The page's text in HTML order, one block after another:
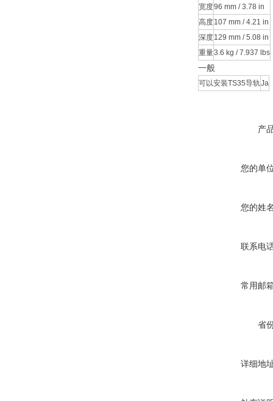
宽度96 mm / 3.78 in
高度107 mm / 4.21 in
深度129 mm / 5.08 in
重量3.6 kg / 7.937 lbs
一般
可以安装TS35导轨Ja
产
您的单
您的姓
联系电
常用邮
省
详细地